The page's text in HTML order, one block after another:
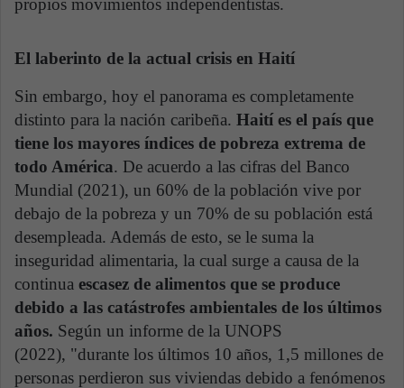
propios movimientos independentistas.
El laberinto de la actual crisis en Haití
Sin embargo, hoy el panorama es completamente
distinto para la nación caribeña. Haití es el país que
tiene los mayores índices de pobreza extrema de
todo América. De acuerdo a las cifras del Banco
Mundial (2021), un 60% de la población vive por
debajo de la pobreza y un 70% de su población está
desempleada. Además de esto, se le suma la
inseguridad alimentaria, la cual surge a causa de la
continua escasez de alimentos que se produce
debido a las catástrofes ambientales de los últimos
años. Según un informe de la UNOPS
(2022), "durante los últimos 10 años, 1,5 millones de
personas perdieron sus viviendas debido a fenómenos